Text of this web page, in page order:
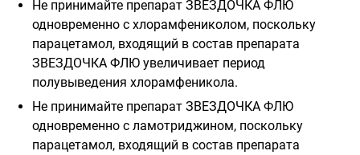
Не принимайте препарат ЗВЕЗДОЧКА ФЛЮ
одновременно с хлорамфениколом, поскольку
парацетамол, входящий в состав препарата
ЗВЕЗДОЧКА ФЛЮ увеличивает период
полувыведения хлорамфеникола.
Не принимайте препарат ЗВЕЗДОЧКА ФЛЮ
одновременно с ламотриджином, поскольку
парацетамол, входящий в состав препарата